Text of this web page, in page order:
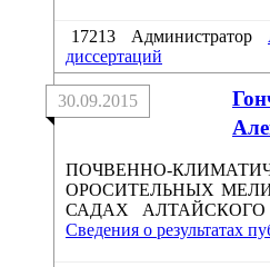
17213 Администратор
диссертаций
30.09.2015
ПОЧВЕННО-
ОРОСИТЕЛЬНЫХ
САДАХ
Сведения о результатах